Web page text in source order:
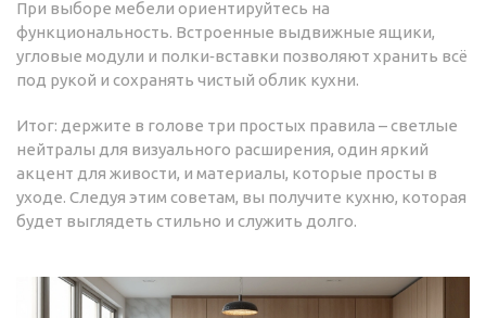
При выборе мебели ориентируйтесь на
функциональность. Встроенные выдвижные ящики,
угловые модули и полки‑вставки позволяют хранить всё
под рукой и сохранять чистый облик кухни.
Итог: держите в голове три простых правила – светлые
нейтралы для визуального расширения, один яркий
акцент для живости, и материалы, которые просты в
уходе. Следуя этим советам, вы получите кухню, которая
будет выглядеть стильно и служить долго.